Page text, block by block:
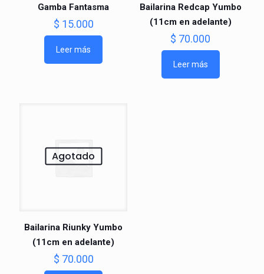
Gamba Fantasma
$ 15.000
Leer más
Bailarina Redcap Yumbo
(11cm en adelante)
$ 70.000
Leer más
Agotado
Bailarina Riunky Yumbo
(11cm en adelante)
$ 70.000